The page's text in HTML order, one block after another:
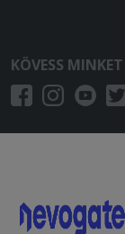
KÖVESS MINKET